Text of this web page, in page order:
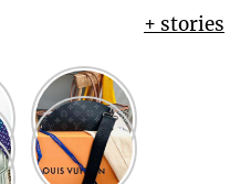
+ stories